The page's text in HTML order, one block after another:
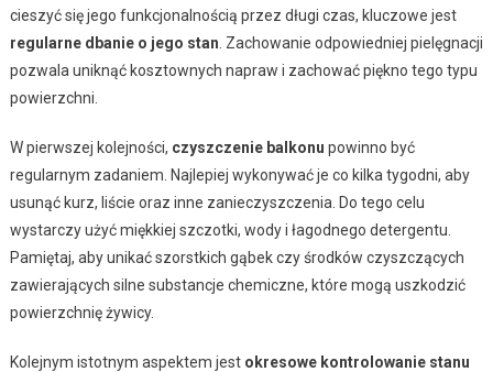
cieszyć się jego funkcjonalnością przez długi czas, kluczowe jest
regularne dbanie o jego stan . Zachowanie odpowiedniej pielęgnacji
pozwala uniknąć kosztownych napraw i zachować piękno tego typu
powierzchni.
W pierwszej kolejności, czyszczenie balkonu powinno być
regularnym zadaniem. Najlepiej wykonywać je co kilka tygodni, aby
usunąć kurz, liście oraz inne zanieczyszczenia. Do tego celu
wystarczy użyć miękkiej szczotki, wody i łagodnego detergentu.
Pamiętaj, aby unikać szorstkich gąbek czy środków czyszczących
zawierających silne substancje chemiczne, które mogą uszkodzić
powierzchnię żywicy.
Kolejnym istotnym aspektem jest okresowe kontrolowanie stanu